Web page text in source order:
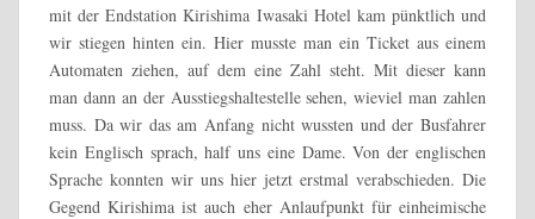
mit der Endstation Kirishima Iwasaki Hotel kam pünktlich und
wir stiegen hinten ein. Hier musste man ein Ticket aus einem
Automaten ziehen, auf dem eine Zahl steht. Mit dieser kann
man dann an der Ausstiegshaltestelle sehen, wieviel man zahlen
muss. Da wir das am Anfang nicht wussten und der Busfahrer
kein Englisch sprach, half uns eine Dame. Von der englischen
Sprache konnten wir uns hier jetzt erstmal verabschieden. Die
Gegend Kirishima ist auch eher Anlaufpunkt für einheimische